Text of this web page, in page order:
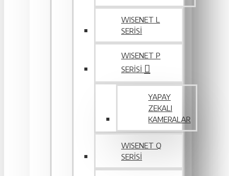
WISENET L
SERİSİ
WISENET P
SERISI
YAPAY
ZEKALI
KAMERALAR
WISENET Q
SERİSİ